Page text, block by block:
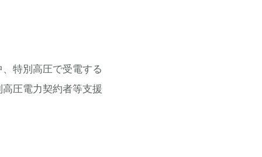
特別高圧で受電する
圧電力契約者等支援